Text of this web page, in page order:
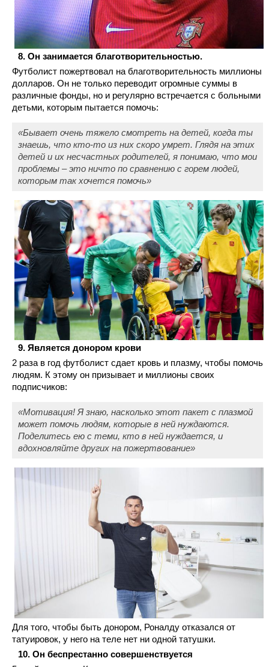
Он занимается благотворительностью.
Футболист пожертвовал на благотворительность миллионы
долларов. Он не только переводит огромные суммы в
различные фонды, но и регулярно встречается с больными
детьми, которым пытается помочь:
«Бывает очень тяжело смотреть на детей, когда ты
знаешь, что кто-то из них скоро умрет. Глядя на этих
детей и их несчастных родителей, я понимаю, что мои
проблемы – это ничто по сравнению с горем людей,
которым так хочется помочь»
Является донором крови
2 раза в год футболист сдает кровь и плазму, чтобы помочь
людям. К этому он призывает и миллионы своих
подписчиков:
«Мотивация! Я знаю, насколько этот пакет с плазмой
может помочь людям, которые в ней нуждаются.
Поделитесь ею с теми, кто в ней нуждается, и
вдохновляйте других на пожертвование»
Для того, чтобы быть донором, Роналду отказался от
татуировок, у него на теле нет ни одной татушки.
Он беспрестанно совершенствуется